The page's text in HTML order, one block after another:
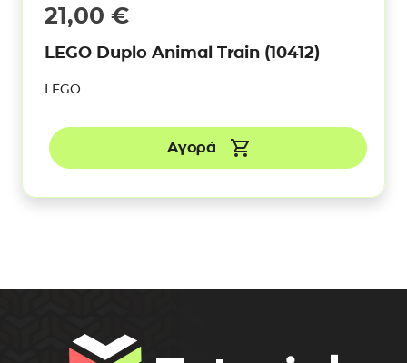
21,00 €
LEGO Duplo Animal Train (10412)
LEGO
Αγορά